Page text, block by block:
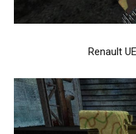
Renault